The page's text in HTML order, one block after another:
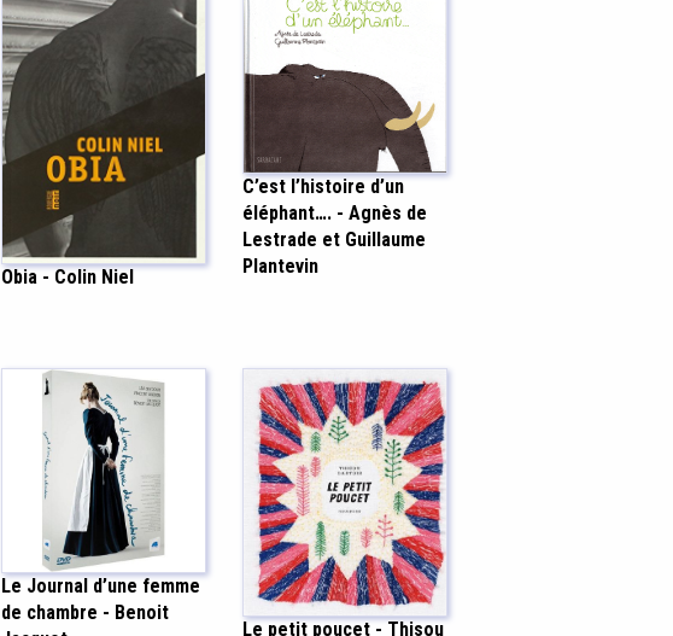
Obia - Colin Niel
C’est l’histoire d’un
éléphant…. - Agnès de
Lestrade et Guillaume
Plantevin
Le Journal d’une femme
de chambre - Benoit
Le petit poucet - Thisou